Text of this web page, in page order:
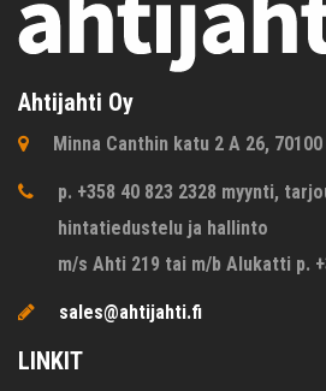
Ahtijahti Oy
Minna Canthin katu 2 A 26,
p. +358 40 823 2328 myynti,
hintatiedustelu ja hallinto
m/s Ahti 219 tai m/b Alukatti p.
sales@ahtijahti.fi
LINKIT